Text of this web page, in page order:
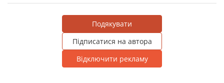
Подякувати
Підписатися на автора
Відключити рекламу